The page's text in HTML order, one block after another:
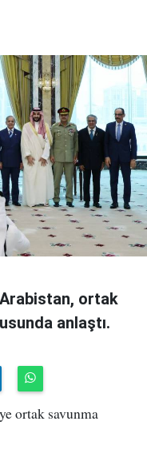
ortak
anlaştı.
ortak savunma